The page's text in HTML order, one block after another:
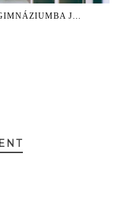
J...